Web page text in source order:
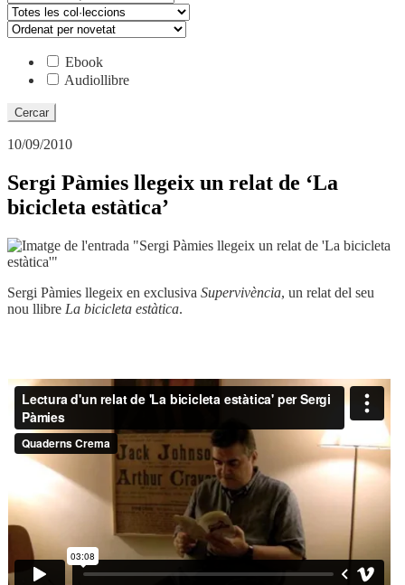
Ebook
Audiollibre
10/09/2010
Sergi Pàmies llegeix un relat de ‘La
bicicleta estàtica’
Sergi Pàmies llegeix en exclusiva Supervivència, un relat del seu
nou llibre La bicicleta estàtica.